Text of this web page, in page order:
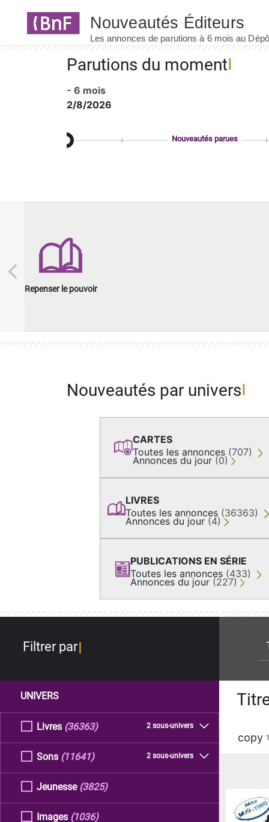
Parutions du moment
- 6 mois
2/8/2026
Nouveautés parues
Repenser le pouvoir
Previous
Nouveautés par univers
CARTES
Toutes les annonces (707)
Annonces du jour (0)
LIVRES
Toutes les annonces (36363)
Annonces du jour (4)
PUBLICATIONS EN SÉRIE
Toutes les annonces (433)
Annonces du jour (227)
Filtrer par
UNIVERS
Livres 2 sous-univers
(36363)
Sons 2 sous-univers
(11641)
Jeunesse (3825)
Images (1036)
copy